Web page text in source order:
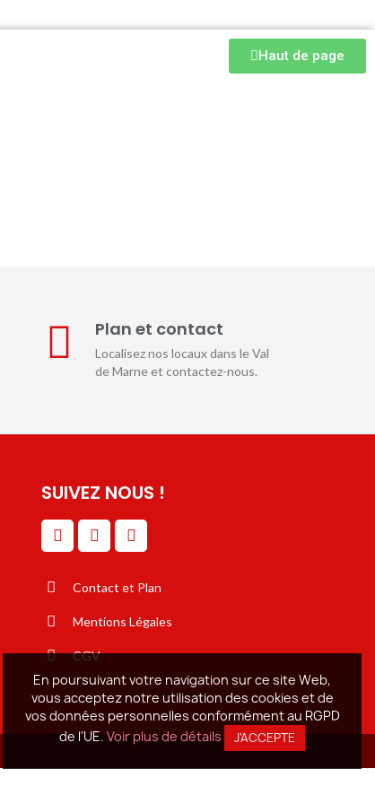
Haut de page
Plan et contact
Localisez nos locaux dans le Val
de Marne et contactez-nous.
SUIVEZ NOUS !
Contact et Plan
Mentions Légales
CGV
En poursuivant votre navigation sur ce site Web,
vous acceptez notre utilisation des cookies et de
vos données personnelles conformément au RGPD
de l'UE. Voir plus de détails J'ACCEPTE